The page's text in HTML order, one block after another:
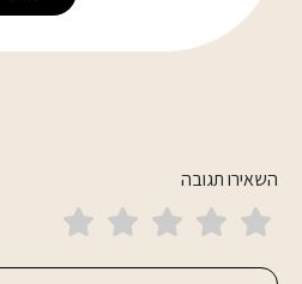
השאירו תגובה